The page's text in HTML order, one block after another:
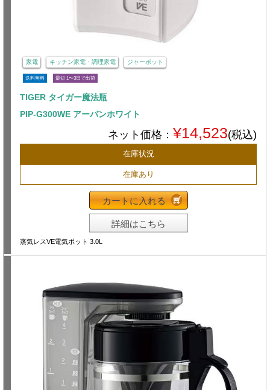
家電 キッチン家電・調理家電 ジャーポット
送料無料 最短 1〜3日で出荷
TIGER タイガー魔法瓶
PIP-G300WE アーバンホワイト
ネット価格： ¥14,523(税込)
在庫状況
在庫あり
カートに入れる
詳細はこちら
蒸気レスVE電気ポット 3.0L